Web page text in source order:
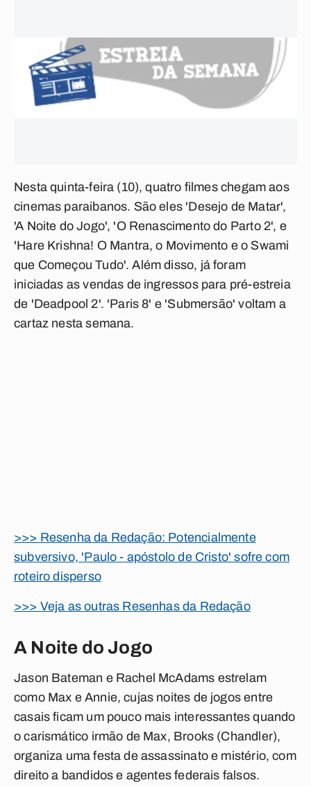
Nesta quinta-feira (10), quatro filmes chegam aos
cinemas paraibanos. São eles 'Desejo de Matar',
'A Noite do Jogo', 'O Renascimento do Parto 2', e
'Hare Krishna! O Mantra, o Movimento e o Swami
que Começou Tudo'. Além disso, já foram
iniciadas as vendas de ingressos para pré-estreia
de 'Deadpool 2'. 'Paris 8' e 'Submersão' voltam a
cartaz nesta semana.
>>> Resenha da Redação: Potencialmente
subversivo, 'Paulo - apóstolo de Cristo' sofre com
roteiro disperso
>>> Veja as outras Resenhas da Redação
A Noite do Jogo
Jason Bateman e Rachel McAdams estrelam
como Max e Annie, cujas noites de jogos entre
casais ficam um pouco mais interessantes quando
o carismático irmão de Max, Brooks (Chandler),
organiza uma festa de assassinato e mistério, com
direito a bandidos e agentes federais falsos.